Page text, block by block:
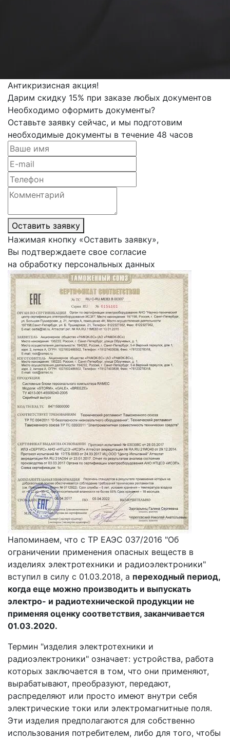
Антикризисная акция!
Дарим скидку 15% при заказе любых документов
Необходимо оформить документы?
Оставьте заявку сейчас, и мы подготовим
необходимые документы в течение 48 часов
Оставить заявку
Нажимая кнопку «Оставить заявку»,
Вы подтверждаете свое согласие
на обработку персональных данных
Напоминаем, что с ТР ЕАЭС 037/2016 "Об
ограничении применения опасных веществ в
изделиях электротехники и радиоэлектроники"
вступил в силу с 01.03.2018, а переходный период,
когда еще можно производить и выпускать
электро- и радиотехнической продукции не
применяя оценку соответствия, заканчивается
01.03.2020.
Термин "изделия электротехники и
радиоэлектроники" означает: устройства, работа
которых заключается в том, что они применяют,
вырабатывают, преобразуют, передают,
распределяют или просто имеют внутри себя
электрические токи или электромагнитные поля.
Эти изделия предполагаются для собственно
использования потребителем, либо для того, чтобы